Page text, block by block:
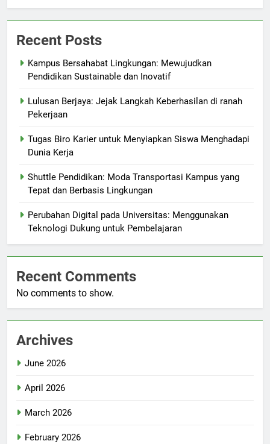
Recent Posts
Kampus Bersahabat Lingkungan: Mewujudkan
Pendidikan Sustainable dan Inovatif
Lulusan Berjaya: Jejak Langkah Keberhasilan di ranah
Pekerjaan
Tugas Biro Karier untuk Menyiapkan Siswa Menghadapi
Dunia Kerja
Shuttle Pendidikan: Moda Transportasi Kampus yang
Tepat dan Berbasis Lingkungan
Perubahan Digital pada Universitas: Menggunakan
Teknologi Dukung untuk Pembelajaran
Recent Comments
No comments to show.
Archives
June 2026
April 2026
March 2026
February 2026